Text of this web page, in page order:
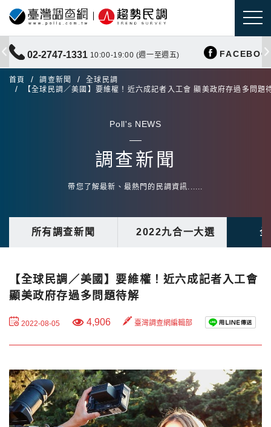
02-2747-1331 10:00-19:00 (週一至週五)
首頁 調查新聞
全球民調
【全球民調／美國】要維權！近六成記者入工會 顯美政府存過多問題
Poll's NEWS
調查新聞
帶您了解最新、最熱門的民調資訊......
所有調查新聞 2022九合一大選
【全球民調／美國】要維權！近六成記者入工會
顯美政府存過多問題待解
2022-08-05 4,906 臺灣調查網編輯部